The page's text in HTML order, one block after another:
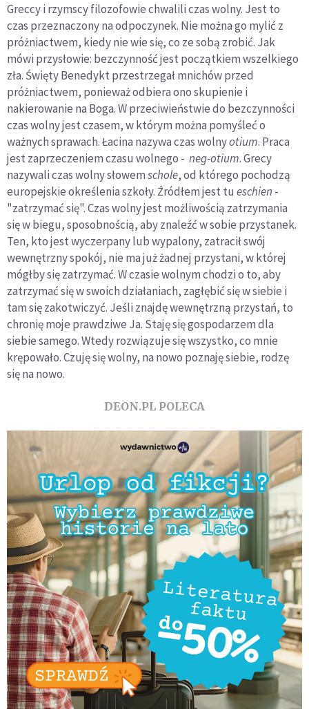
Greccy i rzymscy filozofowie chwalili czas wolny. Jest to
czas przeznaczony na odpoczynek. Nie można go mylić z
próżniactwem, kiedy nie wie się, co ze sobą zrobić. Jak
mówi przysłowie: bezczynność jest początkiem wszelkiego
zła. Święty Benedykt przestrzegał mnichów przed
próżniactwem, ponieważ odbiera ono skupienie i
nakierowanie na Boga. W przeciwieństwie do bezczynności
czas wolny jest czasem, w którym można pomyśleć o
ważnych sprawach. Łacina nazywa czas wolnyotium. Praca
jest zaprzeczeniem czasu wolnego - neg-otium. Grecy
nazywali czas wolny słowemschole, od którego pochodzą
europejskie określenia szkoły. Źródłem jest tu eschien -
"zatrzymać się". Czas wolny jest możliwością zatrzymania
się w biegu, sposobnością, aby znaleźć w sobie przystanek.
Ten, kto jest wyczerpany lub wypalony, zatracił swój
wewnętrzny spokój, nie ma już żadnej przystani, w której
mógłby się zatrzymać. W czasie wolnym chodzi o to, aby
zatrzymać się w swoich działaniach, zagłębić się w siebie i
tam się zakotwiczyć. Jeśli znajdę wewnętrzną przystań, to
chronię moje prawdziwe Ja. Staję się gospodarzem dla
siebie samego. Wtedy rozwiązuje się wszystko, co mnie
krępowało. Czuję się wolny, na nowo poznaję siebie, rodzę
się na nowo.
DEON.PL POLECA